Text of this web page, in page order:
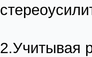
2.Учитывая